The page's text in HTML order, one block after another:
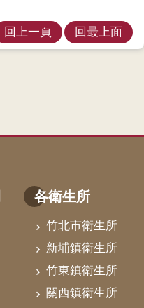
回上一頁 回最上面
各衛生所
竹北市衛生所
新埔鎮衛生所
竹東鎮衛生所
關西鎮衛生所